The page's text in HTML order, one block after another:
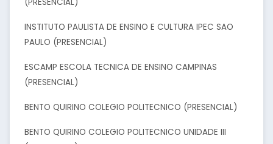
INSTITUTO PAULISTA DE ENSINO E CULTURA IPEC SAO
PAULO (PRESENCIAL)
ESCAMP ESCOLA TECNICA DE ENSINO CAMPINAS
(PRESENCIAL)
BENTO QUIRINO COLEGIO POLITECNICO (PRESENCIAL)
BENTO QUIRINO COLEGIO POLITECNICO UNIDADE III